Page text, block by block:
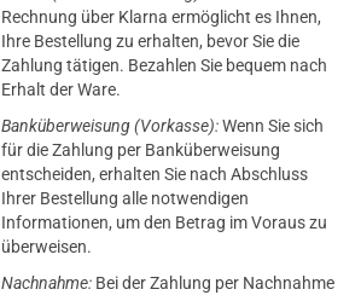
Rechnung über Klarna ermöglicht es Ihnen,
Ihre Bestellung zu erhalten, bevor Sie die
Zahlung tätigen. Bezahlen Sie bequem nach
Erhalt der Ware.
Banküberweisung (Vorkasse):Wenn Sie sich
für die Zahlung per Banküberweisung
entscheiden, erhalten Sie nach Abschluss
Ihrer Bestellung alle notwendigen
Informationen, um den Betrag im Voraus zu
überweisen.
Nachnahme: Bei der Zahlung per Nachnahme